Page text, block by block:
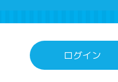
ログイン